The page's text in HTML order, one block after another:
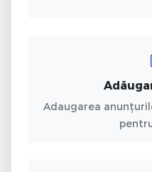
Adaugarea